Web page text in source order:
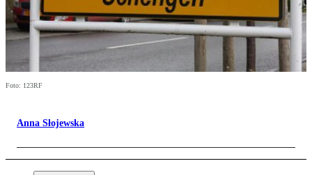
Foto: 123RF
Anna Słojewska